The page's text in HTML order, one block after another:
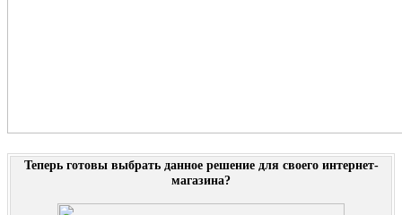
Теперь готовы выбрать данное решение для своего интернет-
магазина?